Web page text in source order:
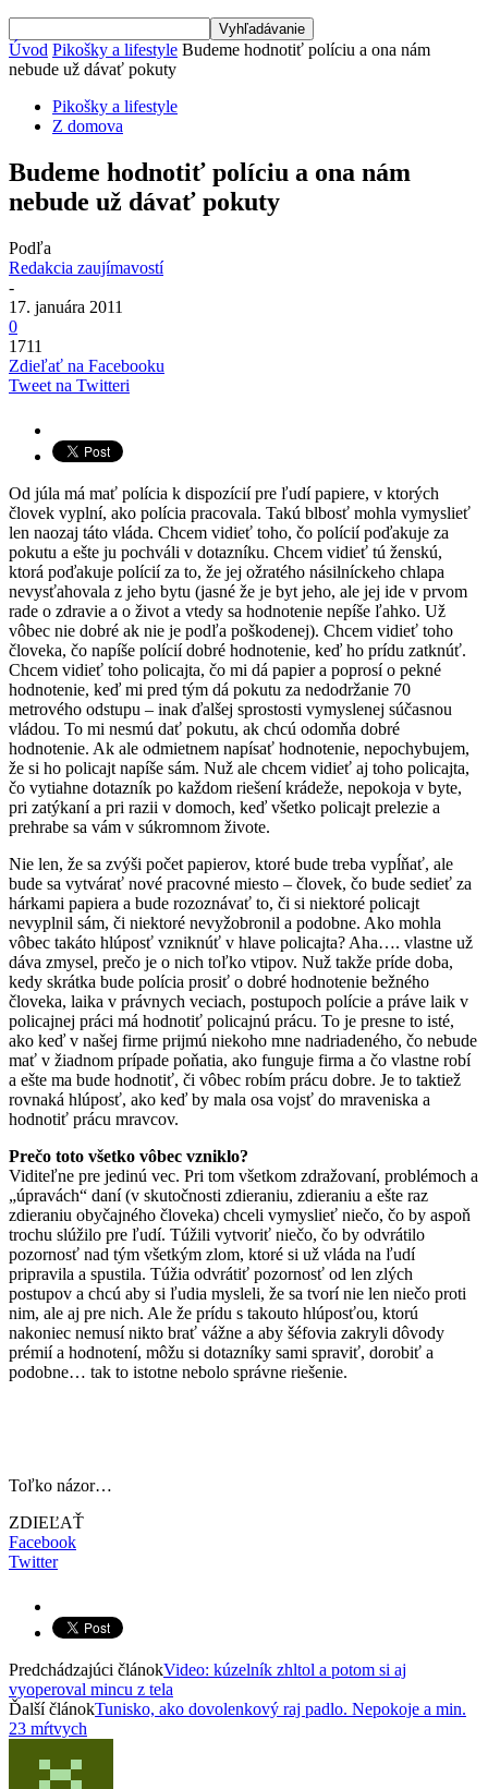
Úvod Pikošky a lifestyle Budeme hodnotiť políciu a ona nám
nebude už dávať pokuty
Pikošky a lifestyle
Z domova
Budeme hodnotiť políciu a ona nám
nebude už dávať pokuty
Podľa
Redakcia zaujímavostí
-
17. januára 2011
0
1711
Zdieľať na Facebooku
Tweet na Twitteri
Od júla má mať polícia k dispozícií pre ľudí papiere, v ktorých
človek vyplní, ako polícia pracovala. Takú blbosť mohla vymyslieť
len naozaj táto vláda. Chcem vidieť toho, čo polícií poďakuje za
pokutu a ešte ju pochváli v dotazníku. Chcem vidieť tú ženskú,
ktorá poďakuje polícií za to, že jej ožratého násilníckeho chlapa
nevysťahovala z jeho bytu (jasné že je byt jeho, ale jej ide v prvom
rade o zdravie a o život a vtedy sa hodnotenie nepíše ľahko. Už
vôbec nie dobré ak nie je podľa poškodenej). Chcem vidieť toho
človeka, čo napíše polícií dobré hodnotenie, keď ho prídu zatknúť.
Chcem vidieť toho policajta, čo mi dá papier a poprosí o pekné
hodnotenie, keď mi pred tým dá pokutu za nedodržanie 70
metrového odstupu – inak ďalšej sprostosti vymyslenej súčasnou
vládou. To mi nesmú dať pokutu, ak chcú odomňa dobré
hodnotenie. Ak ale odmietnem napísať hodnotenie, nepochybujem,
že si ho policajt napíše sám. Nuž ale chcem vidieť aj toho policajta,
čo vytiahne dotazník po každom riešení krádeže, nepokoja v byte,
pri zatýkaní a pri razii v domoch, keď všetko policajt prelezie a
prehrabe sa vám v súkromnom živote.
Nie len, že sa zvýši počet papierov, ktoré bude treba vypĺňať, ale
bude sa vytvárať nové pracovné miesto – človek, čo bude sedieť za
hárkami papiera a bude rozoznávať to, či si niektoré policajt
nevyplnil sám, či niektoré nevyžobronil a podobne. Ako mohla
vôbec takáto hlúposť vzniknúť v hlave policajta? Aha…. vlastne už
dáva zmysel, prečo je o nich toľko vtipov. Nuž takže príde doba,
kedy skrátka bude polícia prosiť o dobré hodnotenie bežného
človeka, laika v právnych veciach, postupoch polície a práve laik v
policajnej práci má hodnotiť policajnú prácu. To je presne to isté,
ako keď v našej firme prijmú niekoho mne nadriadeného, čo nebude
mať v žiadnom prípade poňatia, ako funguje firma a čo vlastne robí
a ešte ma bude hodnotiť, či vôbec robím prácu dobre. Je to taktiež
rovnaká hlúposť, ako keď by mala osa vojsť do mraveniska a
hodnotiť prácu mravcov.
Prečo toto všetko vôbec vzniklo?
Viditeľne pre jedinú vec. Pri tom všetkom zdražovaní, problémoch a
„úpravách“ daní (v skutočnosti zdieraniu, zdieraniu a ešte raz
zdieraniu obyčajného človeka) chceli vymyslieť niečo, čo by aspoň
trochu slúžilo pre ľudí. Túžili vytvoriť niečo, čo by odvrátilo
pozornosť nad tým všetkým zlom, ktoré si už vláda na ľudí
pripravila a spustila. Túžia odvrátiť pozornosť od len zlých
postupov a chcú aby si ľudia mysleli, že sa tvorí nie len niečo proti
nim, ale aj pre nich. Ale že prídu s takouto hlúposťou, ktorú
nakoniec nemusí nikto brať vážne a aby šéfovia zakryli dôvody
prémií a hodnotení, môžu si dotazníky sami spraviť, dorobiť a
podobne… tak to istotne nebolo správne riešenie.
Toľko názor…
ZDIEĽAŤ
Facebook
Twitter
Predchádzajúci článokVideo: kúzelník zhltol a potom si aj
vyoperoval mincu z tela
Ďalší článokTunisko, ako dovolenkový raj padlo. Nepokoje a min.
23 mŕtvych